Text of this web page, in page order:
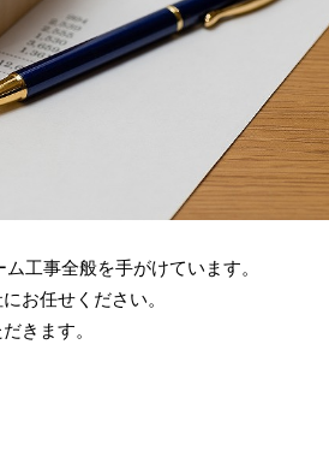
工事全般を手がけています。
お任せください。
きます。